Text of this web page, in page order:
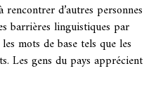
d’autres personnes
barrières linguistiques par
mots de base tels que les
Les gens du pays apprécient